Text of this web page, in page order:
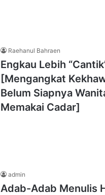
Raehanul Bahraen
Engkau Lebih
[Mengangkat
Belum Siapnya
Memakai Cadar]
admin
Adab-Adab Menulis